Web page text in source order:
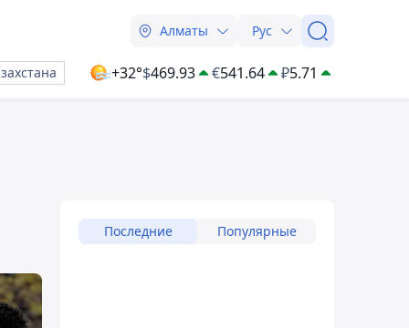
Алматы Рус
+32°$469.93 €541.64 ₽5.71
Последние Популярные